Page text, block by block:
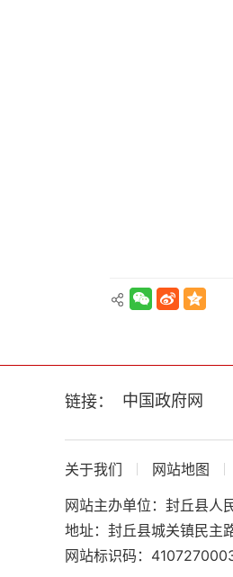
链接： 中国政府网
关于我们 网站地图
网站主办单位：封丘县人
地址：封丘县城关镇民主
网站标识码：